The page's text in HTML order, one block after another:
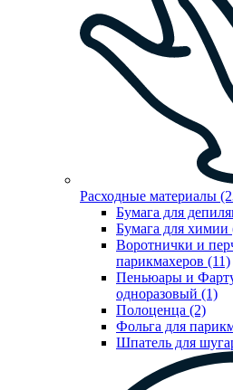
Расходные материалы
Бумага для
Бумага для химии
Воротнички и
парикмахеров (11)
Пеньюары и
одноразовый (1)
Полоценца (2)
Фольга для
Шпатель для